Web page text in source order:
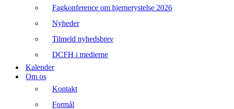
Fagkonference om hjernerystelse 2026
Nyheder
Tilmeld nyhedsbrev
DCFH i medierne
Kalender
Om os
Kontakt
Formål